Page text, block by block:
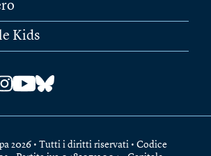
Kids
2026 • Tutti i diritti riservati • Codice